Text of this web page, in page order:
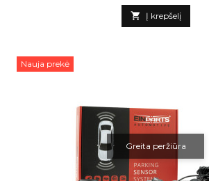
 Į krepšelį
Nauja prekė
Greita peržiūra